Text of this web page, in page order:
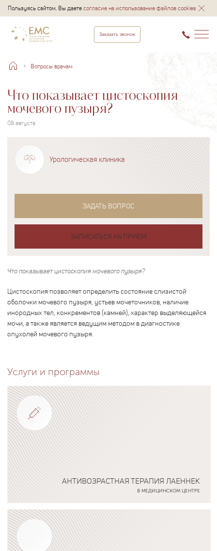
Пользуясь сайтом, Вы даетесогласие на использование файлов cookies
Заказать звонок
Вопросы врачам
Что показывает цистоскопия
мочевого пузыря?
08 августа
Урологическая клиника
ЗАДАТЬ ВОПРОС
ЗАПИСАТЬСЯ НА ПРИЕМ
Что показывает цистоскопия мочевого пузыря?
Цистоскопия позволяет определить состояние слизистой
оболочки мочевого пузыря, устьев мочеточников, наличие
инородных тел, конкрементов (камней), характер выделяющейся
мочи, а также является ведущим методом в диагностике
опухолей мочевого пузыря.
Услуги и программы
АНТИВОЗРАСТНАЯ ТЕРАПИЯ ЛАЕННЕК
В МЕДИЦИНСКОМ ЦЕНТРЕ
Подробнее о программе